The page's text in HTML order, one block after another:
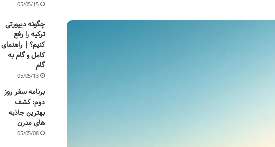
05/05/15
چگونه دیپورتی
ترکیه را رفع
کنیم؟ | راهنمای
کامل و گام به
گام
05/05/13
برنامه سفر روز
دوم: کشف
بهترین جاذبه
های مدرن
05/05/08